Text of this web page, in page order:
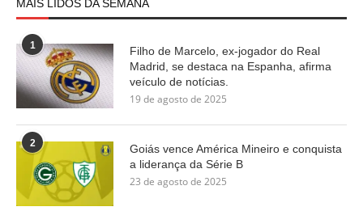
MAIS LIDOS DA SEMANA
1
Filho de Marcelo, ex-jogador do Real
Madrid, se destaca na Espanha, afirma
veículo de notícias.
19 de agosto de 2025
2
Goiás vence América Mineiro e conquista
a liderança da Série B
23 de agosto de 2025